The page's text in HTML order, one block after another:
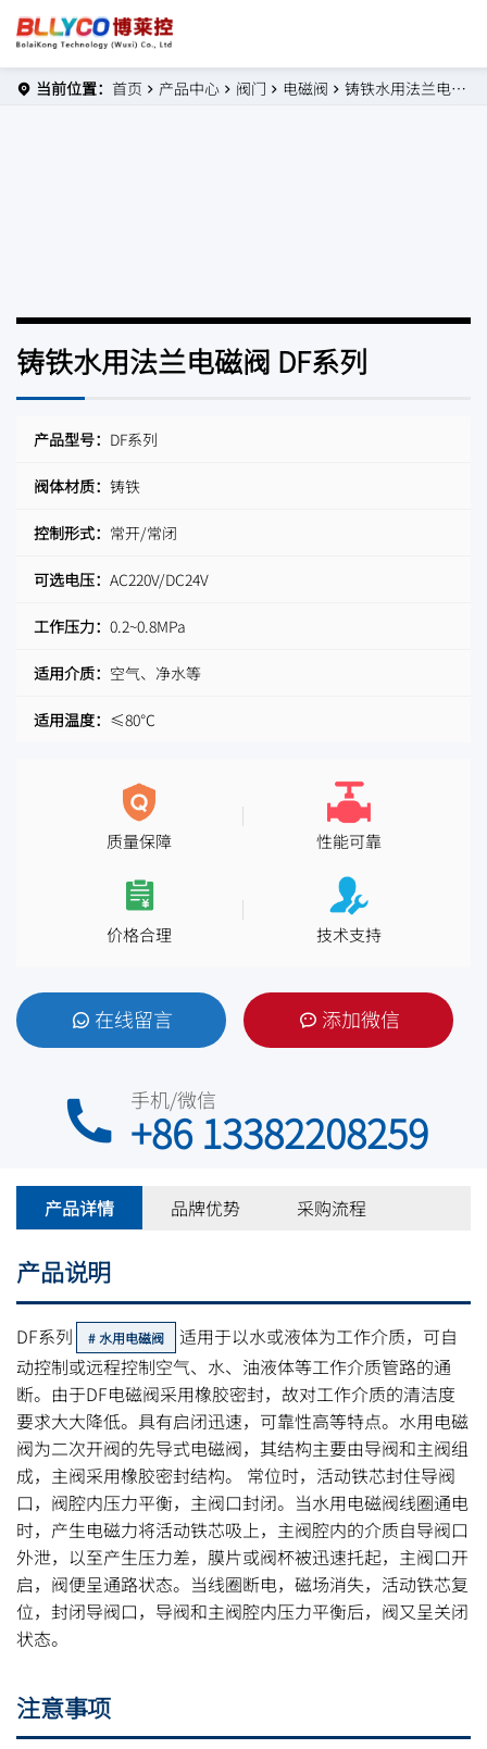
当前位置： 首页 产品中心 阀门 电磁阀 铸铁水用法兰电磁阀 DF系列
铸铁水用法兰电磁阀 DF系列
产品型号： DF系列
阀体材质： 铸铁
控制形式： 常开/常闭
可选电压： AC220V/DC24V
工作压力： 0.2~0.8MPa
适用介质： 空气、净水等
适用温度： ≤80℃
质量保障 性能可靠
价格合理 技术支持
在线留言 添加微信
手机/微信
+86 13382208259
产品详情 品牌优势 采购流程
产品说明
DF系列 水用电磁阀
适用于以水或液体为工作介质，可自
动控制或远程控制空气、水、油液体等工作介质管路的通
断。由于DF电磁阀采用橡胶密封，故对工作介质的清洁度
要求大大降低。具有启闭迅速，可靠性高等特点。水用电磁
阀为二次开阀的先导式电磁阀，其结构主要由导阀和主阀组
成，主阀采用橡胶密封结构。 常位时，活动铁芯封住导阀
口，阀腔内压力平衡，主阀口封闭。当水用电磁阀线圈通电
时，产生电磁力将活动铁芯吸上，主阀腔内的介质自导阀口
外泄，以至产生压力差，膜片或阀杯被迅速托起，主阀口开
启，阀便呈通路状态。当线圈断电，磁场消失，活动铁芯复
位，封闭导阀口，导阀和主阀腔内压力平衡后，阀又呈关闭
状态。
注意事项